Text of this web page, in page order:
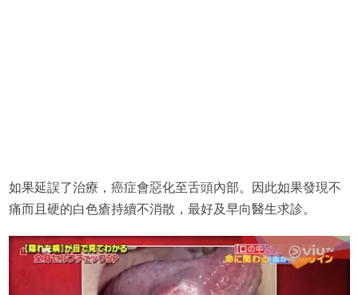
如果延誤了治療，癌症會惡化至舌頭內部。因此如果發現不
痛而且硬的白色瘡持續不消散，最好及早向醫生求診。